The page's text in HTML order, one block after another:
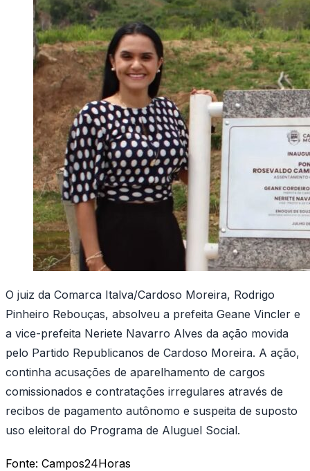
O juiz da Comarca Italva/Cardoso Moreira, Rodrigo
Pinheiro Rebouças, absolveu a prefeita Geane Vincler e
a vice-prefeita Neriete Navarro Alves da ação movida
pelo Partido Republicanos de Cardoso Moreira. A ação,
continha acusações de aparelhamento de cargos
comissionados e contratações irregulares através de
recibos de pagamento autônomo e suspeita de suposto
uso eleitoral do Programa de Aluguel Social.
Fonte: Campos24Horas